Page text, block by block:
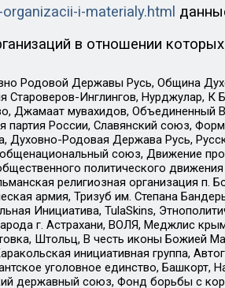
i-materialy.html
в отношении
Родовой Державы Русь, Община
Инглингов, Нурджулар, К
Джамаат мувахидов, Объединенный
России, Славянский союз,
Духовно-Родовая Держава Русь,
союз, Движение
политического
религиозная организация п.
армия, Тризуб им. Степана
Инициатива, TulaSkins,
г. Астрахани, ВОЛЯ, Меджлис
Штольц, В честь иконы Божией
инициативная группа,
уголовное единство,
державный союз, Фонд борьбы с